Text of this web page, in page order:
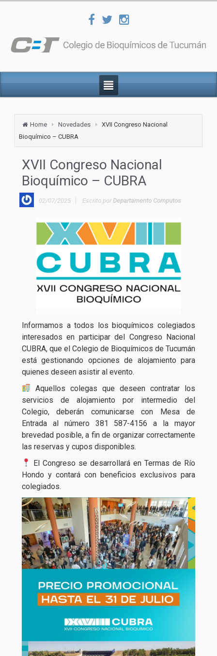
Home Novedades
XVII Congreso Nacional
Bioquímico – CUBRA
XVII Congreso Nacional
Bioquímico – CUBRA
02/07/2025 Escrito por Departamento Computos
Informamos a todos los bioquímicos colegiados
interesados en participar del Congreso Nacional
CUBRA, que el Colegio de Bioquímicos de Tucumán
está gestionando opciones de alojamiento para
quienes deseen asistir al evento.
Aquellos colegas que deseen contratar los
servicios de alojamiento por intermedio del
Colegio, deberán comunicarse con Mesa de
Entrada al número 381 587-4156 a la mayor
brevedad posible, a fin de organizar correctamente
las reservas y cupos disponibles.
El Congreso se desarrollará en Termas de Río
Hondo y contará con beneficios exclusivos para
colegiados.